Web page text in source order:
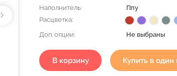
Наполнитель:
Ппу
Расцветка:
Доп. опции:
Не выбраны
В корзину Купить в один